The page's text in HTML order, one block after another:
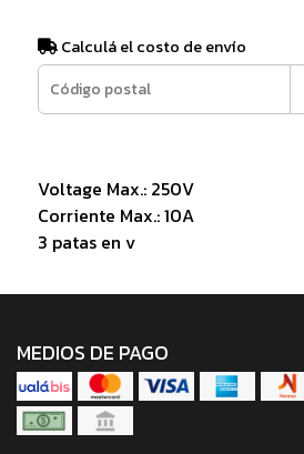
Calculá el costo de envío
Voltage Max.: 250V
Corriente Max.: 10A
3 patas en v
MEDIOS DE PAGO